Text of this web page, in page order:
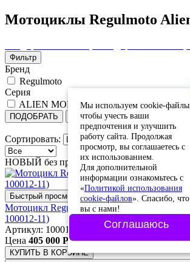
Мотоциклы Regulmoto
Фильтр
Бренд
Regulmoto
Серия
ALIEN MONSTER 300
ПОДОБРАТЬ Сбросить
Сортировать:
НОВЫЙ без пробега
Быстрый просмотр
Мотоцикл Regulmoto ALIEN MONSTER
100012-11)
Артикул: 100012-11
Цена 405 000 Р.
КУПИТЬ В КОРЗИНЕ
Мы используем cookie-файлы,
чтобы учесть ваши
предпочтения и улучшить
работу сайта. Продолжая
просмотр, вы соглашаетесь с
их использованием.
Для дополнительной
информации ознакомьтесь с
«Политикой использования
cookie-файлов». Спасибо, что
вы с нами!
Соглашаюсь